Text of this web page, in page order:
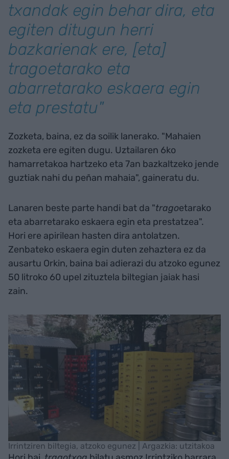
txandak egin behar dira, eta
egiten ditugun herri
bazkarienak ere, [eta]
tragoetarako eta
abarretarako eskaera egin
eta prestatu"
Zozketa, baina, ez da soilik lanerako. "Mahaien
zozketa ere egiten dugu. Uztailaren 6ko
hamarretakoa hartzeko eta 7an bazkaltzeko jende
guztiak nahi du peñan mahaia", gaineratu du.
Lanaren beste parte handi bat da "tragoetarako
eta abarretarako eskaera egin eta prestatzea".
Hori ere apirilean hasten dira antolatzen.
Zenbateko eskaera egin duten zehaztera ez da
ausartu Orkin, baina bai adierazi du atzoko egunez
50 litroko 60 upel zituztela biltegian jaiak hasi
zain.
Irrintziren biltegia, atzoko egunez | Argazkia: utzitakoa